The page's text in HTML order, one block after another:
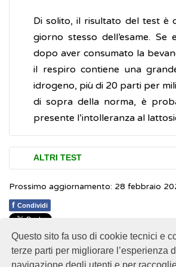
Questo sito fa uso di cookie tecnici e
terze parti per migliorare l’esperienza
navigazione degli utenti e per
Di solito, il risultato del test è
giorno stesso dell’esame. Se
dopo aver consumato la
il respiro contiene una
idrogeno, più di 20 parti per
di sopra della norma, è
presente l’intolleranza al
ALTRI TEST
L’esame di tolleranza al
sangue è un test secondario,
come supporto per
dell’intolleranza: in questo
prelevati sono di sangue
Prossimo aggiornamento: 28 febbraio
f Condividi
1 1 1 1 1 Rating 2.29 (14 Votes)